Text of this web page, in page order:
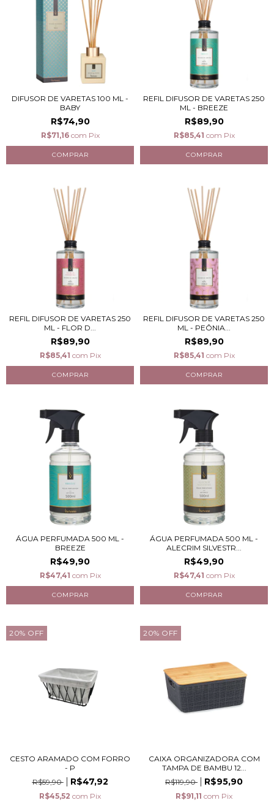
DIFUSOR DE VARETAS 100 ML -
BABY
R$74,90
R$71,16 com Pix
REFIL DIFUSOR DE VARETAS 250
ML - BREEZE
R$89,90
R$85,41 com Pix
REFIL DIFUSOR DE VARETAS 250
ML - FLOR D...
R$89,90
R$85,41 com Pix
REFIL DIFUSOR DE VARETAS 250
ML - PEÔNIA...
R$89,90
R$85,41 com Pix
ÁGUA PERFUMADA 500 ML -
BREEZE
R$49,90
R$47,41 com Pix
ÁGUA PERFUMADA 500 ML -
ALECRIM SILVESTR...
R$49,90
R$47,41 com Pix
20% OFF
CESTO ARAMADO COM FORRO
- P
R$59,90
R$47,92
R$45,52 com Pix
20% OFF
CAIXA ORGANIZADORA COM
TAMPA DE BAMBU 12...
R$119,90
R$95,90
R$91,11 com Pix